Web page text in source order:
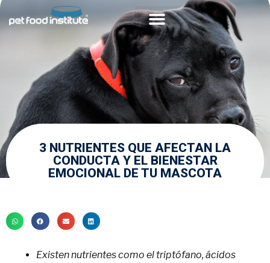
3 NUTRIENTES QUE AFECTAN LA
CONDUCTA Y EL BIENESTAR
EMOCIONAL DE TU MASCOTA
Existen nutrientes como el triptófano, ácidos